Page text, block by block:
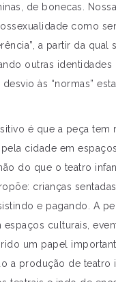
de bonecas.
como
a partir da qual
outras identidades
às “normas”
é que a peça tem
cidade em
do que o teatro
crianças
e pagando. A
espaços culturais,
um papel
a produção de teatro